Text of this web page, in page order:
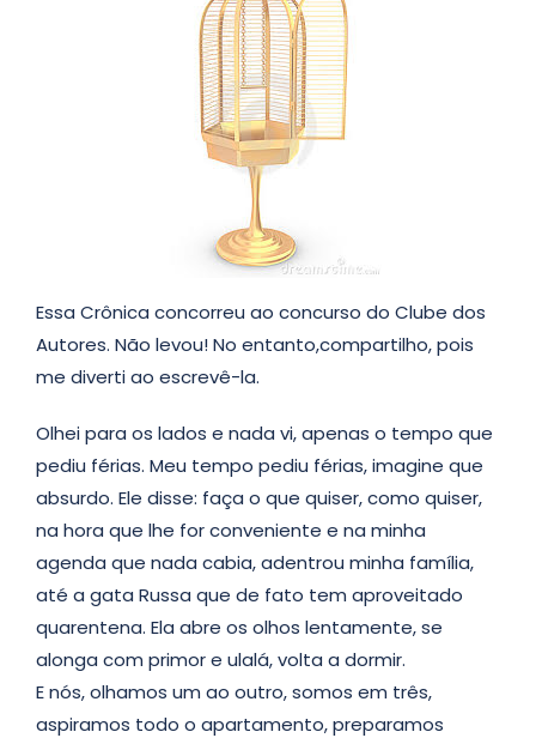
Essa Crônica concorreu ao concurso do Clube dos
Autores. Não levou! No entanto,compartilho, pois
me diverti ao escrevê-la.
Olhei para os lados e nada vi, apenas o tempo que
pediu férias. Meu tempo pediu férias, imagine que
absurdo. Ele disse: faça o que quiser, como quiser,
na hora que lhe for conveniente e na minha
agenda que nada cabia, adentrou minha família,
até a gata Russa que de fato tem aproveitado
quarentena. Ela abre os olhos lentamente, se
alonga com primor e ulalá, volta a dormir.
E nós, olhamos um ao outro, somos em três,
aspiramos todo o apartamento, preparamos